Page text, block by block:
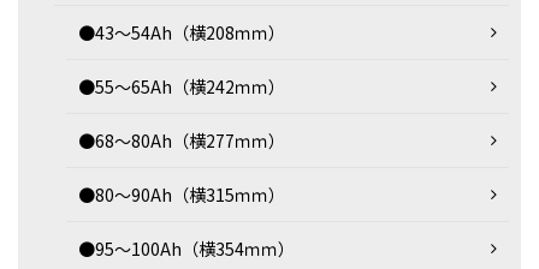
●43～54Ah（横208ｍｍ）
●55～65Ah（横242ｍｍ）
●68～80Ah（横277ｍｍ）
●80～90Ah（横315ｍｍ）
●95～100Ah（横354ｍｍ）